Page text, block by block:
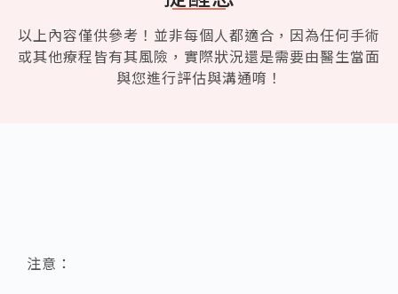
以上內容僅供參考！並非每個人都適合，因為任何手術
或其他療程皆有其風險，實際狀況還是需要由醫生當面
與您進行評估與溝通唷！
注意：